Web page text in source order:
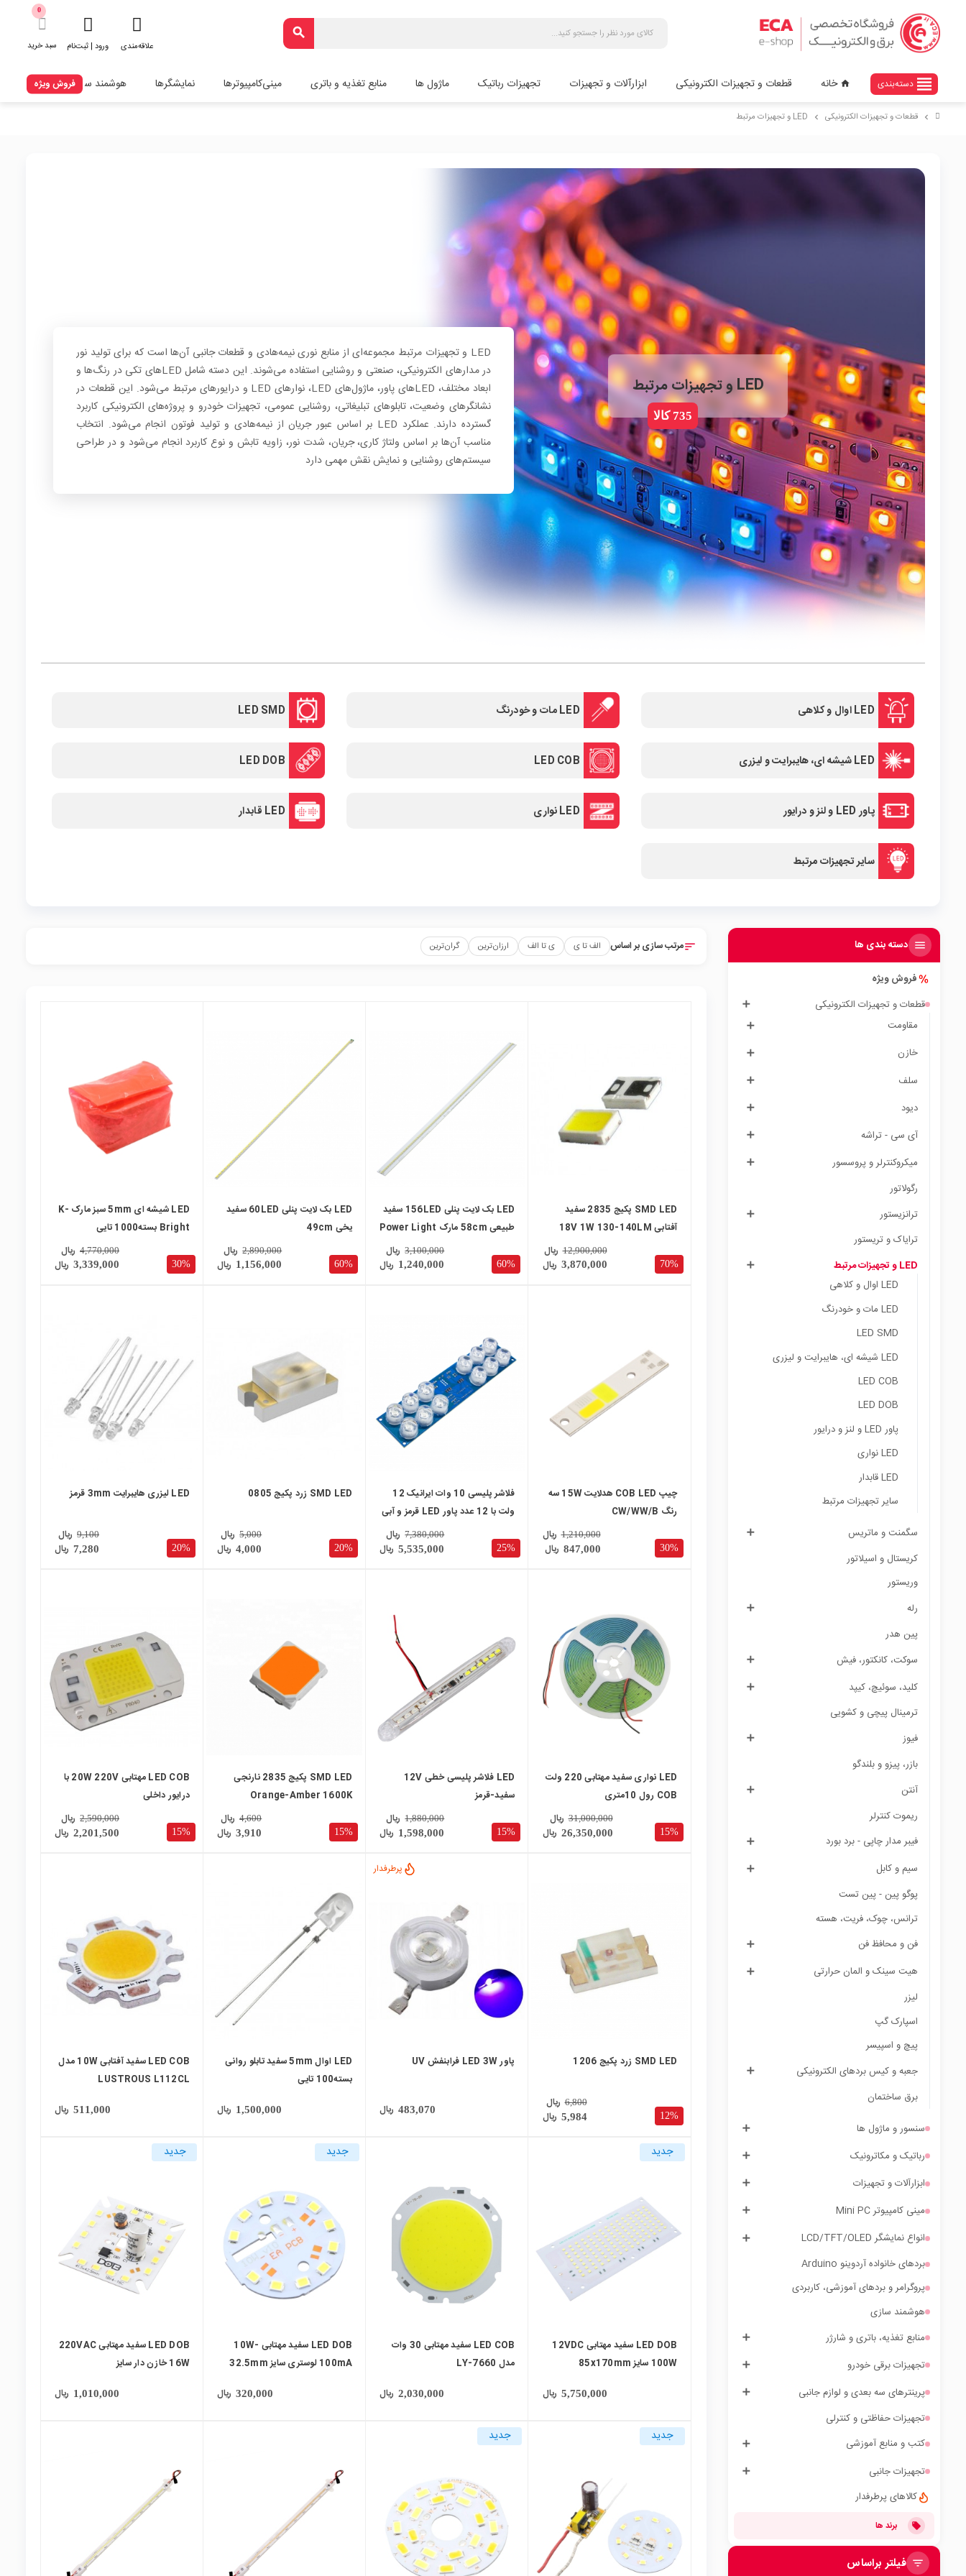
search
علاقه‌مندی ورود | ثبت‌نام
0
سبد خرید
view_headline دسته‌بندی home خانه قطعات و تجهیزات الکترونیکی ابزارآلات و تجهیزات تجهیزات رباتیک ماژول ها منابع تغذیه و باتری مینی‌کامپیوترها نمایشگرها هوشمند سازیفروش ویژه
chevron_right قطعات و تجهیزات الکترونیکی chevron_right LED و تجهیزات مرتبط
LED و تجهیزات مرتبط
735 کالا
LED و تجهیزات مرتبط مجموعه‌ای از منابع نوری نیمه‌هادی و قطعات جانبی آن‌ها است که برای تولید نور
در مدارهای الکترونیکی، صنعتی و روشنایی استفاده می‌شوند. این دسته شامل LEDهای تکی در رنگ‌ها و
ابعاد مختلف، LEDهای پاور، ماژول‌های LED، نوارهای LED و درایورهای مرتبط می‌شود. این قطعات در
نشانگرهای وضعیت، تابلوهای تبلیغاتی، روشنایی عمومی، تجهیزات خودرو و پروژه‌های الکترونیکی کاربرد
گسترده دارند. عملکرد LED بر اساس عبور جریان از نیمه‌هادی و تولید فوتون انجام می‌شود. انتخاب
مناسب آن‌ها بر اساس ولتاژ کاری، جریان، شدت نور، زاویه تابش و نوع کاربرد انجام می‌شود و در طراحی
سیستم‌های روشنایی و نمایش نقش مهمی دارد
LED اوال و کلاهی LED مات و خودرنگ LED SMD
LED شیشه ای، هایبرایت و لیزری LED COB
LED DOB
پاور LED و لنز و درایور LED نواری LED قابدار
سایر تجهیزات مرتبط
دسته بندی ها
فروش ویژه
قطعات و تجهیزات الکترونیکی
مقاومت
خازن
سلف
دیود
آی سی - تراشه
میکروکنترلر و پروسسور
رگولاتور
ترانزیستور
ترایاک و تریستور
LED و تجهیزات مرتبط
LED اوال و کلاهی
LED مات و خودرنگ
LED SMD
LED شیشه ای، هایبرایت و لیزری
LED COB
LED DOB
پاور LED و لنز و درایور
LED نواری
LED قابدار
سایر تجهیزات مرتبط
سگمنت و ماتریس
کریستال و اسیلاتور
وریستور
رله
پین هدر
سوكت، کانکتور، فیش
کلید، سوئیچ، کیپد
ترمینال پیچی و کشویی
فیوز
بازر، پیزو و بلندگو
آنتن
ریموت کنترلر
فیبر مدار چاپی - برد بورد
سیم و کابل
پوگو پین - پین تست
ترانس، چوک، فریت، هسته
فن و محافظ فن
هیت سینک و المان حرارتی
لیزر
اسپارک گپ
پیچ و اسپیسر
جعبه و کیس بردهای الکترونیکی
برق ساختمان
سنسور و ماژول ها
رباتیک و مکاترونیک
ابزارآلات و تجهیزات
مینی کامپیوتر Mini PC
انواع نمایشگر LCD/TFT/OLED
بردهای خانواده آردوینو Arduino
پروگرامر و بردهای آموزشی، کاربردی
هوشمند سازی
منابع تغذیه، باتری و شارژر
تجهیزات برقی خودرو
پرینترهای سه بعدی و لوازم جانبی
تجهیزات حفاظتی و کنترلی
کتب و منابع آموزشی
تجهیزات جانبی
کالاهای پرطرفدار
برند ها
فیلتر براساس
sortمرتب سازی بر اساس الف تا ی ی تا الف ارزان‌ترین گران‌ترین
70%
SMD LED پکیج 2835 سفید
آفتابی 18V 1W 130-140LM
RA80 مارک CHANGFANG رول
1000 تایی
3,870,000 ریال
12,900,000 ریال
60%
LED بک لایت پنلی 156LED سفید
طبیعی 58cm مارک Power Light
1,240,000 ریال
3,100,000 ریال
60%
LED بک لایت پنلی 60LED سفید
یخی 49cm
1,156,000 ریال
2,890,000 ریال
30%
LED شیشه ای 5mm سبز مارک K-
Bright بسته1000 تایی
3,339,000 ریال
4,770,000 ریال
30%
چیپ COB LED هدلایت 15W سه
رنگ CW/WW/B
847,000 ریال
1,210,000 ریال
25%
فلاشر پلیسی 10 وات ایرانیک 12
ولت با 12 عدد پاور LED قرمز و آبی
5,535,000 ریال
7,380,000 ریال
20%
SMD LED زرد پکیج 0805
4,000 ریال
5,000 ریال
20%
LED لیزری هایبرایت 3mm قرمز
7,280 ریال
9,100 ریال
15%
LED نواری سفید مهتابی 220 ولت
COB رول 10متری
26,350,000 ریال
31,000,000 ریال
15%
LED فلاشر پلیسی خطی 12V
سفید-قرمز
1,598,000 ریال
1,880,000 ریال
15%
SMD LED پکیج 2835 نارنجی
Orange-Amber 1600K
3,910 ریال
4,600 ریال
15%
LED COB مهتابی 20W 220V با
درایور داخلی
2,201,500 ریال
2,590,000 ریال
12%
SMD LED زرد پکیج 1206
5,984 ریال
6,800 ریال
پرطرفدار
پاور LED 3W فرابنفش UV
483,070 ریال
LED اوال 5mm سفید تابلو روانی
بسته100 تایی
1,500,000 ریال
LED COB سفید آفتابی 10W مدل
LUSTROUS L112CL
511,000 ریال
جدید
LED DOB سفید مهتابی 12VDC
100W سایز 85x170mm
5,750,000 ریال
LED COB سفید مهتابی 30 وات
مدل LY-7660
2,030,000 ریال
جدید
LED DOB سفید مهتابی 10W-
100mA لوستری سایز 32.5mm
320,000 ریال
جدید
LED DOB سفید مهتابی 220VAC
16W خازن دار سایز
1,010,000 ریال
جدید جدید